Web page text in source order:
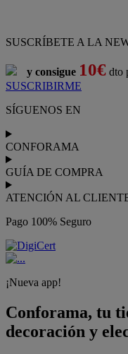
SUSCRÍBETE A LA
y consigue 10€ dto
SUSCRIBIRME
SÍGUENOS EN
CONFORAMA
GUÍA DE COMPRA
ATENCIÓN AL
Pago 100% Seguro
¡Nueva app!
Conforama, tu
decoración y